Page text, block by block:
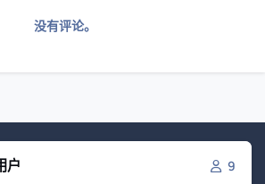
没有评论。
户 9